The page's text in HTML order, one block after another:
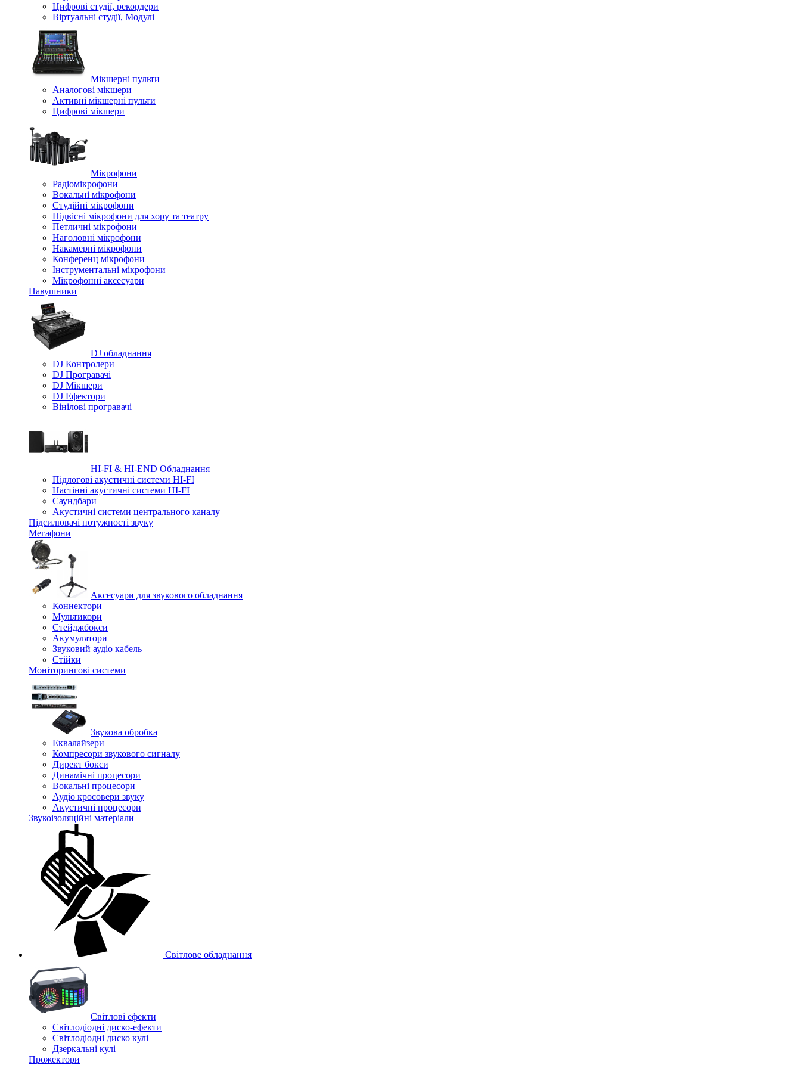
Цифрові студії, рекордери
Віртуальні студії, Модулі
Мікшерні пульти
Аналогові мікшери
Активні мікшерні пульти
Цифрові мікшери
Мікрофони
Радіомікрофони
Вокальні мікрофони
Студійні мікрофони
Підвісні мікрофони для хору та театру
Петличні мікрофони
Наголовні мікрофони
Накамерні мікрофони
Конференц мікрофони
Iнструментальні мікрофони
Мікрофонні аксесуари
Навушники
DJ обладнання
DJ Контролери
DJ Програвачі
DJ Мікшери
DJ Ефектори
Вінілові програвачі
HI-FI & HI-END Обладнання
Підлогові акустичні системи HI-FI
Настінні акустичні системи HI-FI
Саундбари
Акустичні системи центрального каналу
Підсилювачі потужності звуку
Мегафони
Аксесуари для звукового обладнання
Коннектори
Мультикори
Стейджбокси
Акумулятори
Звуковий аудіо кабель
Стійки
Моніторингові системи
Звукова обробка
Еквалайзери
Компресори звукового сигналу
Директ бокси
Динамічні процесори
Вокальні процесори
Аудіо кросовери звуку
Акустичні процесори
Звукоізоляційні матеріали
Світлове обладнання
Cвітлові ефекти
Світлодіодні диско-ефекти
Світлодіодні диско кулі
Дзеркальні кулі
Прожектори